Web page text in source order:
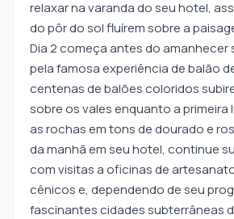
relaxar na varanda do seu hotel,
do pôr do sol fluírem sobre a
Dia 2 começa antes do amanhecer
pela famosa experiência de balão
centenas de balões coloridos
sobre os vales enquanto a primeira
as rochas em tons de dourado e
da manhã em seu hotel, continue
com visitas a oficinas de
cênicos e, dependendo de seu
fascinantes cidades subterrâneas